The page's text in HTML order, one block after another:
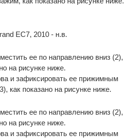
ее по направлению вниз (2),
на рисунке ниже.
и зафиксировать ее прижимным
как показано на рисунке ниже.
ее по направлению вниз (2),
на рисунке ниже.
и зафиксировать ее прижимным